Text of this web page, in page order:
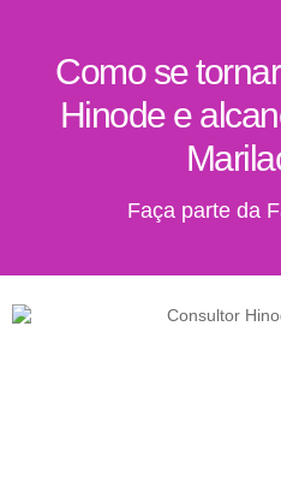
Como se
Hinode e
Faça parte da